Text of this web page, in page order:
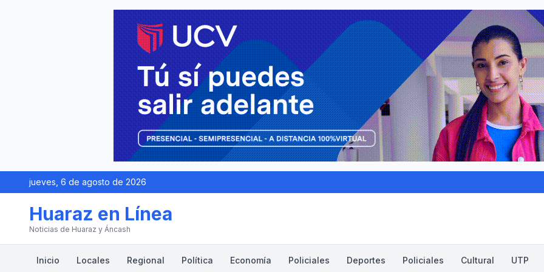
jueves, 6 de agosto de 2026
Huaraz en Línea
Noticias de Huaraz y Áncash
Inicio Locales Regional Política Economía Policiales Deportes Policiales Cultural UTP